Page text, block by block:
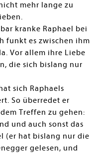
mehr lange zu
kranke Raphael bei
funkt es zwischen ihm
Vor allem ihre Liebe
die sich bislang nur
sich Raphaels
So überredet er
Treffen zu gehen:
und auch sonst das
(er hat bislang nur die
gelesen, und